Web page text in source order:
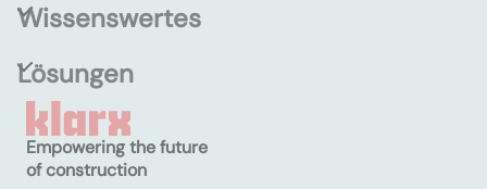
Wissenswertes
Lösungen
Empowering the future
of construction